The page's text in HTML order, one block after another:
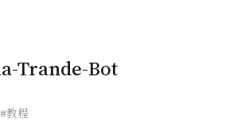
Trande-Bot
#教程